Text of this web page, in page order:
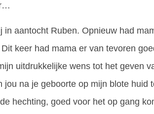
in aantocht Ruben. Opnieuw had
keer had mama er van tevoren
uitdrukkelijke wens tot het geven
jou na je geboorte op mijn blote huid
hechting, goed voor het op gang